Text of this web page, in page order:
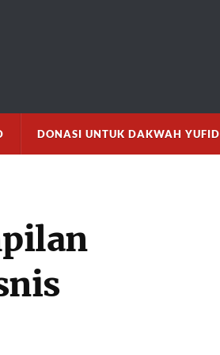
DONASI UNTUK DAKWAH YUFID